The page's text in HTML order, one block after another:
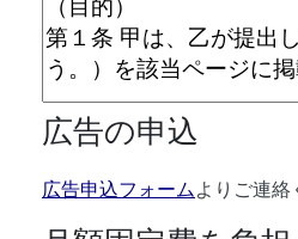
広告の申込
広告申込フォーム よりご連絡